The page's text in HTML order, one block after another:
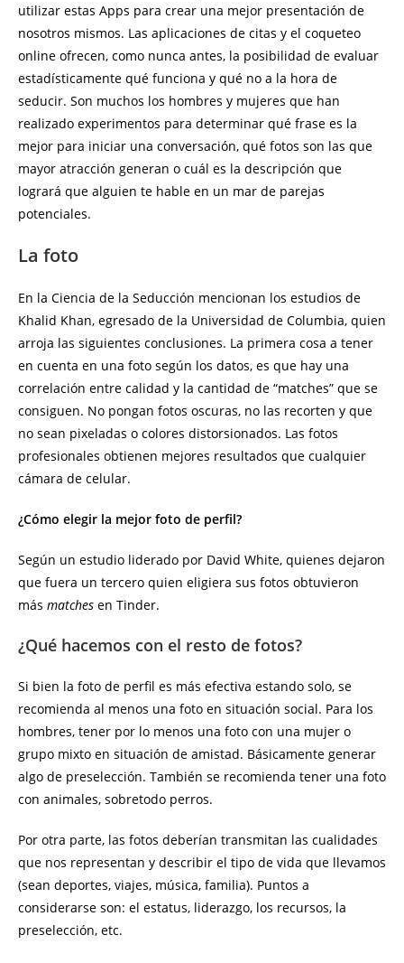
utilizar estas Apps para crear una mejor presentación de
nosotros mismos. Las aplicaciones de citas y el coqueteo
online ofrecen, como nunca antes, la posibilidad de evaluar
estadísticamente qué funciona y qué no a la hora de
seducir. Son muchos los hombres y mujeres que han
realizado experimentos para determinar qué frase es la
mejor para iniciar una conversación, qué fotos son las que
mayor atracción generan o cuál es la descripción que
logrará que alguien te hable en un mar de parejas
potenciales.
La foto
En la Ciencia de la Seducción mencionan los estudios de
Khalid Khan, egresado de la Universidad de Columbia, quien
arroja las siguientes conclusiones. La primera cosa a tener
en cuenta en una foto según los datos, es que hay una
correlación entre calidad y la cantidad de “matches” que se
consiguen. No pongan fotos oscuras, no las recorten y que
no sean pixeladas o colores distorsionados. Las fotos
profesionales obtienen mejores resultados que cualquier
cámara de celular.
¿Cómo elegir la mejor foto de perfil?
Según un estudio liderado por David White, quienes dejaron
que fuera un tercero quien eligiera sus fotos obtuvieron
más matches en Tinder.
¿Qué hacemos con el resto de fotos?
Si bien la foto de perfil es más efectiva estando solo, se
recomienda al menos una foto en situación social. Para los
hombres, tener por lo menos una foto con una mujer o
grupo mixto en situación de amistad. Básicamente generar
algo de preselección. También se recomienda tener una foto
con animales, sobretodo perros.
Por otra parte, las fotos deberían transmitan las cualidades
que nos representan y describir el tipo de vida que llevamos
(sean deportes, viajes, música, familia). Puntos a
considerarse son: el estatus, liderazgo, los recursos, la
preselección, etc.